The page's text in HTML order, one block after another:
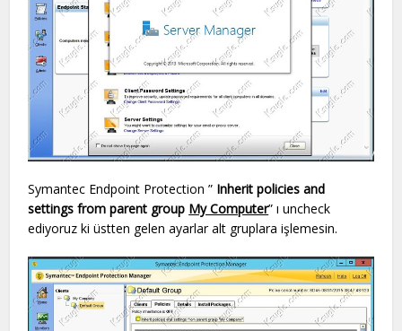
Symantec Endpoint Protection ” Inherit policies and
settings from parent group My Computer” ı uncheck
ediyoruz ki üstten gelen ayarlar alt gruplara işlemesin.